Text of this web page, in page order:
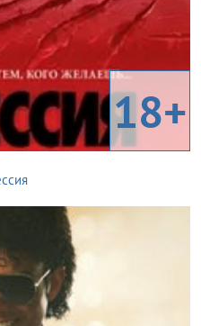
18+